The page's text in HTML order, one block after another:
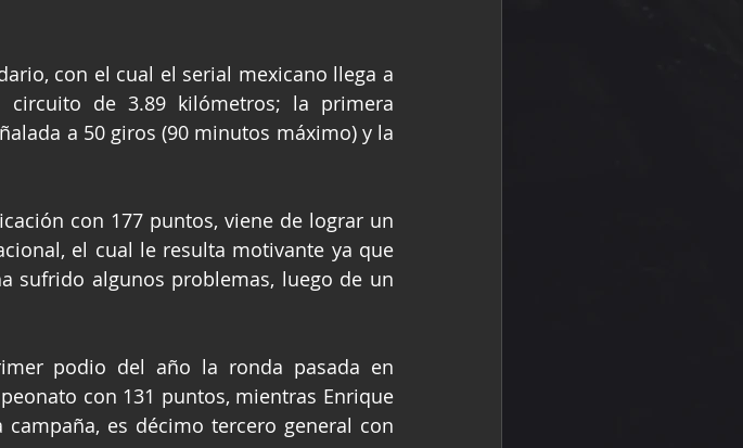
con el cual el serial mexicano llega a
de 3.89 kilómetros; la primera
a 50 giros (90 minutos máximo) y la
con 177 puntos, viene de lograr un
el cual le resulta motivante ya que
sufrido algunos problemas, luego de un
podio del año la ronda pasada en
con 131 puntos, mientras Enrique
es décimo tercero general con